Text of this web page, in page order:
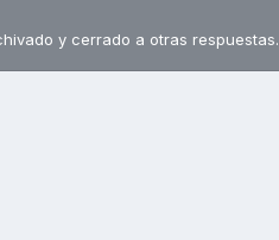
y cerrado a otras respuestas.